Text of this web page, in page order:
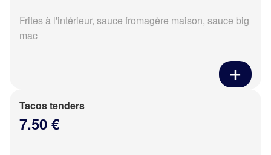
Frites à l'intérieur, sauce fromagère maison, sauce big
mac
Tacos tenders
7.50 €